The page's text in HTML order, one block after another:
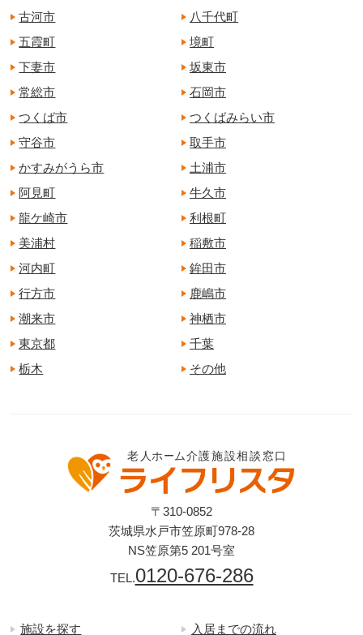
古河市
八千代町
五霞町
境町
下妻市
坂東市
常総市
石岡市
つくば市
つくばみらい市
守谷市
取手市
かすみがうら市
土浦市
阿見町
牛久市
龍ケ崎市
利根町
美浦村
稲敷市
河内町
鉾田市
行方市
鹿嶋市
潮来市
神栖市
東京都
千葉
栃木
その他
〒310-0852
茨城県水戸市笠原町978-28
NS笠原第5 201号室
TEL.0120-676-286
施設を探す 入居までの流れ